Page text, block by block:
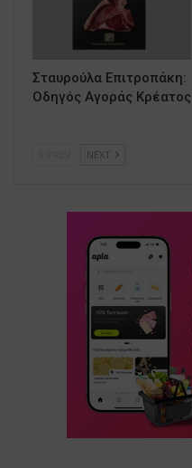
Σταυρούλα Επιτροπάκη:
Οδηγός Αγοράς Κρέατος
NEXT